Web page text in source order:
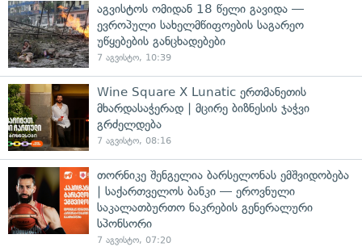
აგვისტოს ომიდან 18 წელი გავიდა —
ევროპული სახელმწიფოების საგარეო
უწყებების განცხადებები
7 აგვისტო, 10:39
Wine Square X Lunatic ერთმანეთის
მხარდასაჭერად | მცირე ბიზნესის ჯაჭვი
გრძელდება
7 აგვისტო, 08:16
თორნიკე შენგელია ბარსელონას ემშვიდობება
| საქართველოს ბანკი — ეროვნული
საკალათბურთო ნაკრების გენერალური
სპონსორი
7 აგვისტო, 07:20